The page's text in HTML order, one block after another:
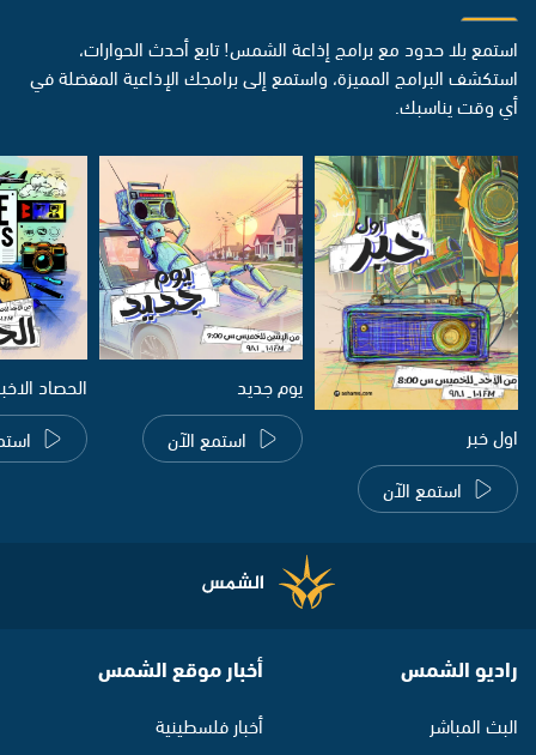
استمع بلا حدود مع برامج إذاعة الشمس! تابع أحدث الحوارات،
استكشف البرامج المميزة، واستمع إلى برامجك الإذاعية المفضلة في
أي وقت يناسبك.
اول خبر
استمع الآن
يوم جديد
استمع الآن
الحصاد
راديو الشمس
البث المباشر
أخبار موقع الشمس
أخبار فلسطينية